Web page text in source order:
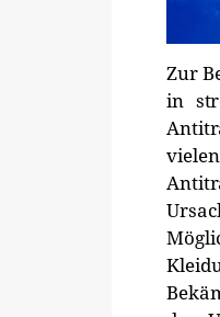
Zur
in